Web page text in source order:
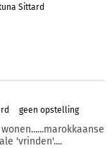
Sittard
geen opstelling
'vrinden'....